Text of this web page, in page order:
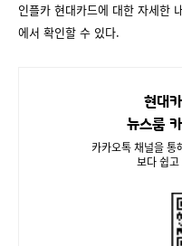
인플카 현대카드에 대한 자세한
에서 확인할 수 있다.
현대
뉴스룸
카카오톡 채널을 통
보다 쉽